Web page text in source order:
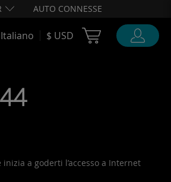
AUTO CONNESSE
Italiano $ USD Cart Ubigi
a goderti l’accesso a Internet